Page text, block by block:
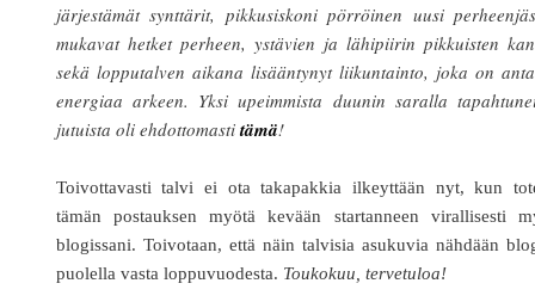
järjestämät synttärit, pikkusiskoni pörröinen uusi
mukavat hetket perheen, ystävien ja lähipiirin pikkuisten
sekä lopputalven aikana lisääntynyt liikuntainto, joka on
energiaa arkeen. Yksi upeimmista duunin saralla
jutuista oli ehdottomasti tämä!
Toivottavasti talvi ei ota takapakkia ilkeyttään nyt, kun
tämän postauksen myötä kevään startanneen virallisesti
blogissani. Toivotaan, että näin talvisia asukuvia nähdään
puolella vasta loppuvuodesta. Toukokuu, tervetuloa!